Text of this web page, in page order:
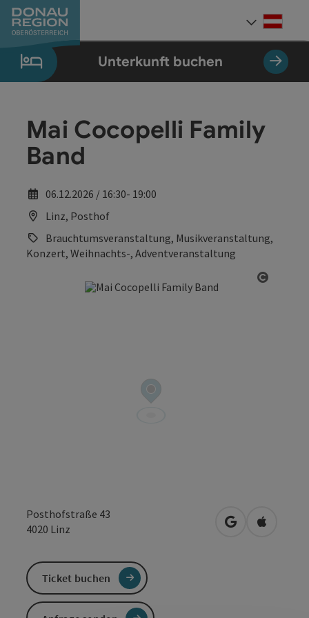
Zum Inhalt
Zur Navigation
Zum Seitenanfang
Zur Kontaktseite
Zum Impressum
Zur Startseite
Unterkunft buchen
Mai Cocopelli Family
Band
06.12.2026 / 16:30- 19:00
Linz, Posthof
Brauchtumsveranstaltung, Musikveranstaltung,
Konzert, Weihnachts-, Adventveranstaltung
Posthofstraße 43
4020 Linz in Googlein Apple
Ticket buchen